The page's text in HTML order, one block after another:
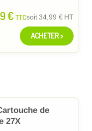
€ TTCsoit34,99 € HT
ACHETER >
de
27X